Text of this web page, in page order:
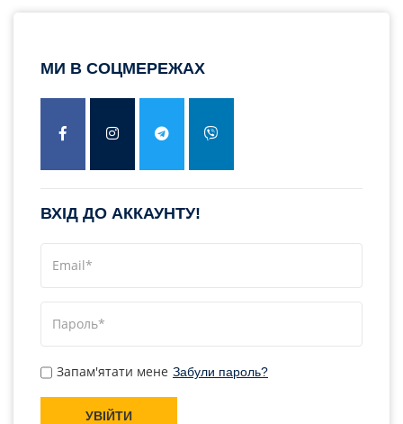
МИ В СОЦМЕРЕЖАХ
ВХІД ДО АККАУНТУ!
Запам'ятати мене Забули пароль?
УВІЙТИ